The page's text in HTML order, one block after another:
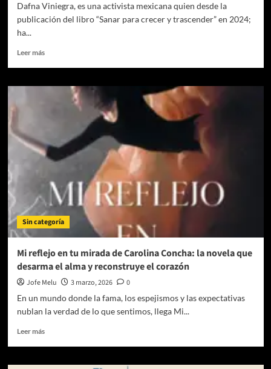
Dafna Viniegra, es una activista mexicana quien desde la
publicación del libro “Sanar para crecer y trascender” en 2024;
ha...
Leer másLeer
Somos
rompen
el
dejan
atrás
esos
ciclos
que
se
originaron
sus
infancias.
Sin categoría
Mi reflejo en tu mirada de Carolina Concha: la novela que
desarma el alma y reconstruye el corazón
Jofe Melu 3 marzo, 2026
0
En un mundo donde la fama, los espejismos y las expectativas
nublan la verdad de lo que sentimos, llega Mi...
Leer másLeer
Mi